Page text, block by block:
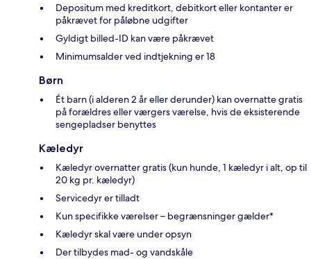
Depositum med kreditkort, debitkort eller kontanter er
påkrævet for påløbne udgifter
Gyldigt billed-ID kan være påkrævet
Minimumsalder ved indtjekning er 18
Børn
Ét barn (i alderen 2 år eller derunder) kan overnatte gratis
på forældres eller værgers værelse, hvis de eksisterende
sengepladser benyttes
Kæledyr
Kæledyr overnatter gratis (kun hunde, 1 kæledyr i alt, op til
20 kg pr. kæledyr)
Servicedyr er tilladt
Kun specifikke værelser – begrænsninger gælder*
Kæledyr skal være under opsyn
Der tilbydes mad- og vandskåle